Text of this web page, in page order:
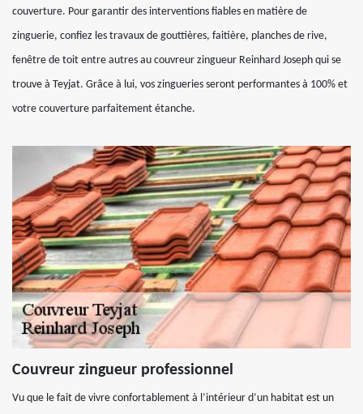
couverture. Pour garantir des interventions fiables en matière de
zinguerie, confiez les travaux de gouttières, faitière, planches de rive,
fenêtre de toit entre autres au couvreur zingueur Reinhard Joseph qui se
trouve à Teyjat. Grâce à lui, vos zingueries seront performantes à 100% et
votre couverture parfaitement étanche.
Couvreur zingueur professionnel
Vu que le fait de vivre confortablement à l’intérieur d’un habitat est un